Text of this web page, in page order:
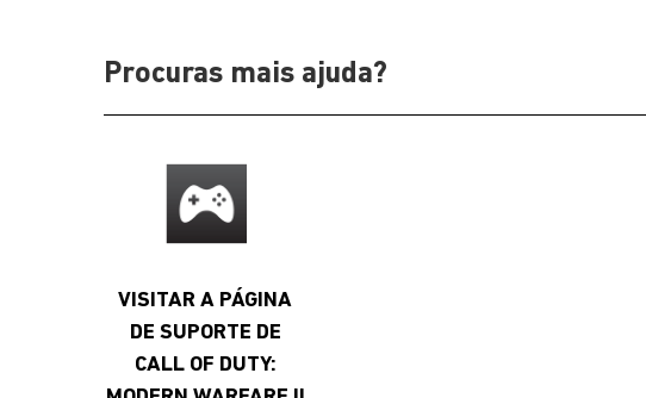
Procuras mais ajuda?
VISITAR A PÁGINA
DE SUPORTE DE
CALL OF DUTY: